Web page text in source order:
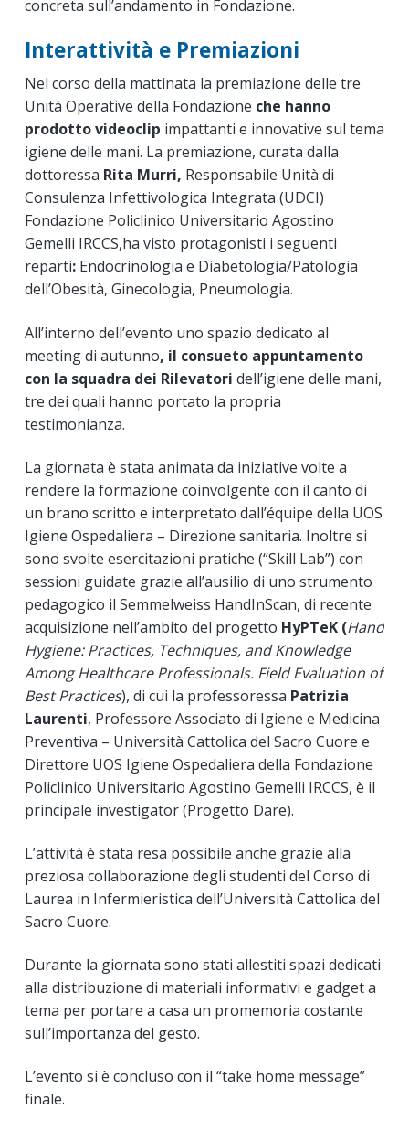
concreta sull’andamento in Fondazione.
Interattività e Premiazioni
Nel corso della mattinata la premiazione delle tre
Unità Operative della Fondazione che hanno
prodotto videoclip impattanti e innovative sul tema
igiene delle mani. La premiazione, curata dalla
dottoressa Rita Murri, Responsabile Unità di
Consulenza Infettivologica Integrata (UDCI)
Fondazione Policlinico Universitario Agostino
Gemelli IRCCS,ha visto protagonisti i seguenti
reparti:Endocrinologia e Diabetologia/Patologia
dell’Obesità, Ginecologia, Pneumologia.
All’interno dell’evento uno spazio dedicato al
meeting di autunno, il consueto appuntamento
con la squadra dei Rilevatori dell’igiene delle mani,
tre dei quali hanno portato la propria
testimonianza.
La giornata è stata animata da iniziative volte a
rendere la formazione coinvolgente con il canto di
un brano scritto e interpretato dall’équipe della UOS
Igiene Ospedaliera – Direzione sanitaria. Inoltre si
sono svolte esercitazioni pratiche (“Skill Lab”) con
sessioni guidate grazie all’ausilio di uno strumento
pedagogico il Semmelweiss HandInScan, di recente
acquisizione nell’ambito del progetto HyPTeK (Hand
Hygiene: Practices, Techniques, and Knowledge
Among Healthcare Professionals. Field Evaluation of
Best Practices), di cui la professoressa Patrizia
Laurenti, Professore Associato di Igiene e Medicina
Preventiva – Università Cattolica del Sacro Cuore e
Direttore UOS Igiene Ospedaliera della Fondazione
Policlinico Universitario Agostino Gemelli IRCCS, è il
principale investigator (Progetto Dare).
L’attività è stata resa possibile anche grazie alla
preziosa collaborazione degli studenti del Corso di
Laurea in Infermieristica dell’Università Cattolica del
Sacro Cuore.
Durante la giornata sono stati allestiti spazi dedicati
alla distribuzione di materiali informativi e gadget a
tema per portare a casa un promemoria costante
sull’importanza del gesto.
L’evento si è concluso con il “take home message”
finale.